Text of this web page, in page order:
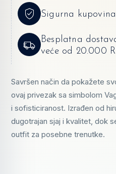
Sigurna kupovina
Besplatna
veće od 20.000
Savršen način da pokažete
ovaj privezak sa simbolom
i sofisticiranost. Izrađen od
dugotrajan sjaj i kvalitet, dok
outfit za posebne trenutke.